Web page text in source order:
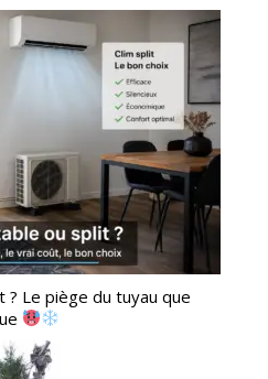
? Le piège du tuyau que